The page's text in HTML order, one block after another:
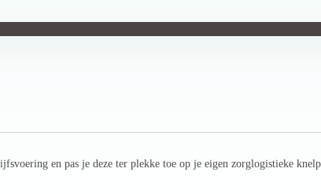
en pas je deze ter plekke toe op je eigen zorglogistieke